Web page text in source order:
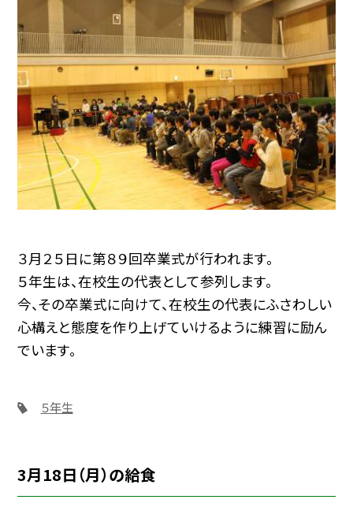
３月２５日に第８９回卒業式が行われます。
５年生は、在校生の代表として参列します。
今、その卒業式に向けて、在校生の代表にふさわしい
心構えと態度を作り上げていけるように練習に励ん
でいます。
５年生
3月18日（月）の給食